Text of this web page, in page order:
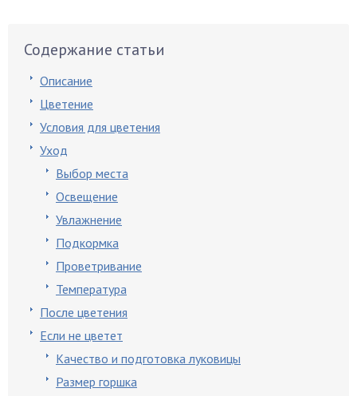
Содержание статьи
Описание
Цветение
Условия для цветения
Уход
Выбор места
Освещение
Увлажнение
Подкормка
Проветривание
Температура
После цветения
Если не цветет
Качество и подготовка луковицы
Размер горшка